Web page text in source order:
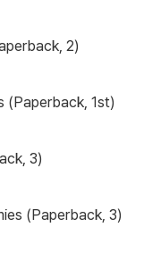
2)
(Paperback, 1st)
3)
(Paperback, 3)